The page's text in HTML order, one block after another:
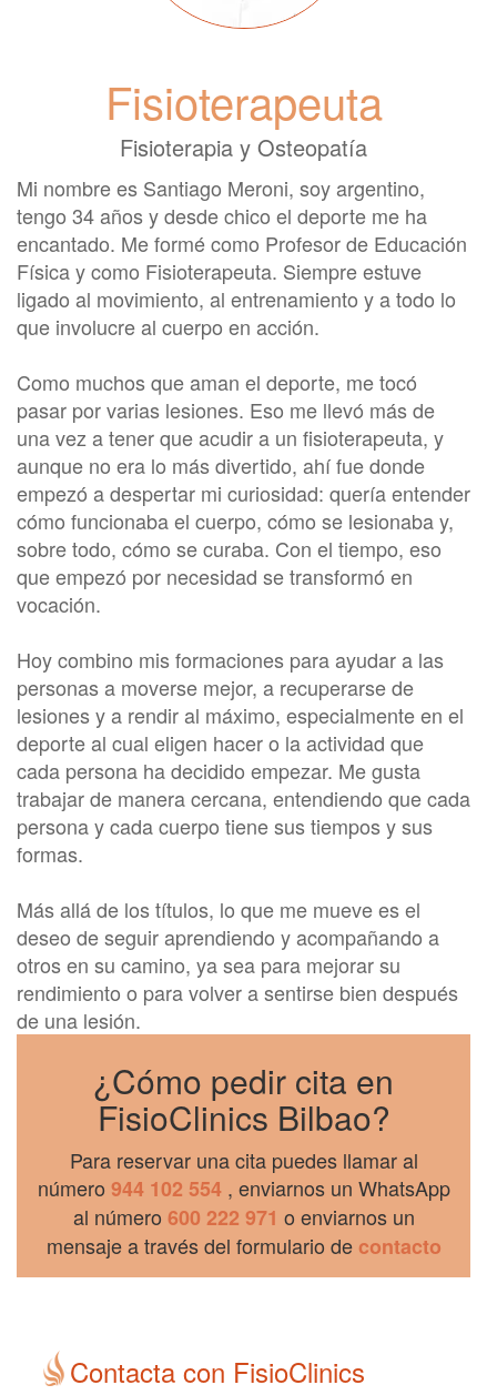
Fisioterapeuta
Fisioterapia y Osteopatía
Mi nombre es Santiago Meroni, soy argentino,
tengo 34 años y desde chico el deporte me ha
encantado. Me formé como Profesor de Educación
Física y como Fisioterapeuta. Siempre estuve
ligado al movimiento, al entrenamiento y a todo lo
que involucre al cuerpo en acción.
Como muchos que aman el deporte, me tocó
pasar por varias lesiones. Eso me llevó más de
una vez a tener que acudir a un fisioterapeuta, y
aunque no era lo más divertido, ahí fue donde
empezó a despertar mi curiosidad: quería entender
cómo funcionaba el cuerpo, cómo se lesionaba y,
sobre todo, cómo se curaba. Con el tiempo, eso
que empezó por necesidad se transformó en
vocación.
Hoy combino mis formaciones para ayudar a las
personas a moverse mejor, a recuperarse de
lesiones y a rendir al máximo, especialmente en el
deporte al cual eligen hacer o la actividad que
cada persona ha decidido empezar. Me gusta
trabajar de manera cercana, entendiendo que cada
persona y cada cuerpo tiene sus tiempos y sus
formas.
Más allá de los títulos, lo que me mueve es el
deseo de seguir aprendiendo y acompañando a
otros en su camino, ya sea para mejorar su
rendimiento o para volver a sentirse bien después
de una lesión.
¿Cómo pedir cita en
FisioClinics Bilbao?
Para reservar una cita puedes llamar al
número 944 102 554 , enviarnos un WhatsApp
al número 600 222 971 o enviarnos un
mensaje a través del formulario de contacto
Contacta con FisioClinics